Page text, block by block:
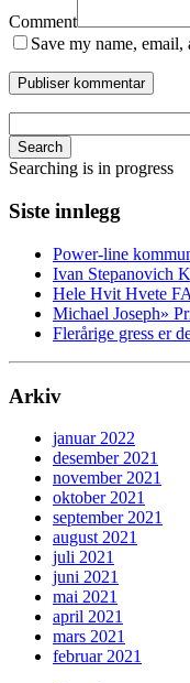
Comment
Save my name,
Search
Searching is in progress
Siste innlegg
Power-line
Ivan Stepanovich
Hele Hvit Hvete
Michael Joseph»
Flerårige gress er
Arkiv
januar 2022
desember 2021
november 2021
oktober 2021
september 2021
august 2021
juli 2021
juni 2021
mai 2021
april 2021
mars 2021
februar 2021